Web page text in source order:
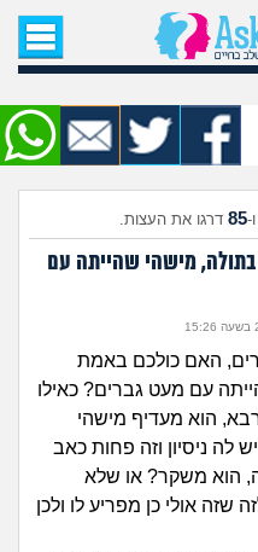
עמוד הבית
שאל שאלה
שאלות חדשות
שאלות שעוררו עניין
מה קורה כאן?
מתחם הטיפים
מדורים
85 דרגו את העצות.
מישהי שהייתה עם
האם כולכם באמת
עם מעט גברים? כאילו
הוא מעדיף מישהי
לה ניסיון וזה פחות כאב
הוא משקר? או שלא
אולי כן מפריע לו ולכן